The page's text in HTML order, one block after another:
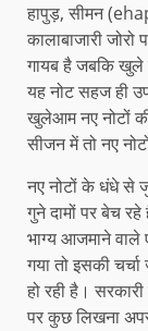
हापुड़, सीमन
कालाबाजारी
गायब है जबकि खुले
यह नोट सहज ही
खुलेआम नए नोटों
सीजन में तो नए
नए नोटों के धंधे से
गुने दामों पर बेच
भाग्य आजमाने वाले
गया तो इसकी
हो रही है।
पर कुछ लिखना